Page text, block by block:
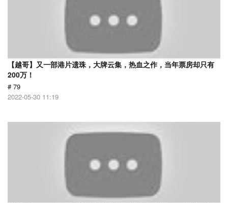
【越哥】又一部港片遗珠，大牌云集，热血之作，当年票房却只有
200万！
# 79
2022-05-30 11:19